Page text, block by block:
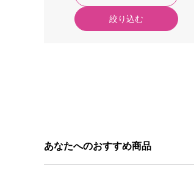
絞り込む
あなたへのおすすめ商品